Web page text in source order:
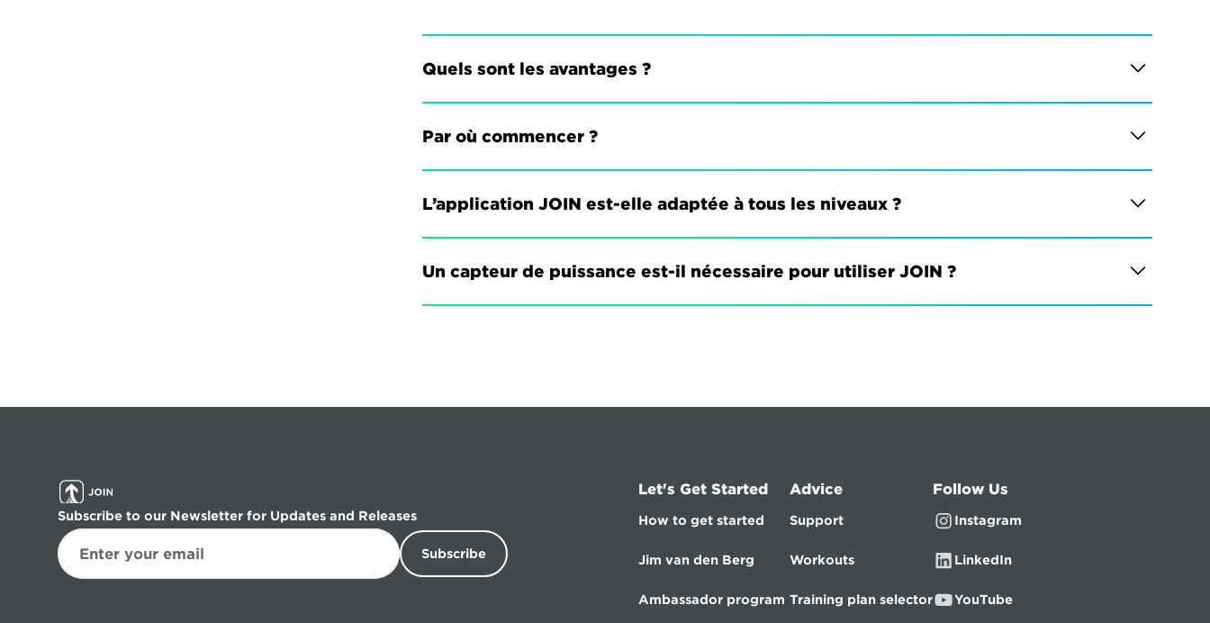
Quels sont les avantages ?
Par où commencer ?
L’application JOIN est-elle adaptée à tous les niveaux ?
Un capteur de puissance est-il nécessaire pour utiliser JOIN ?
Subscribe to our Newsletter for Updates and Releases
Subscribe
Let's Get Started
How to get started
Jim van den Berg
Ambassador program
Advice
Support
Workouts
Training plan selector
Follow Us
Instagram
LinkedIn
YouTube